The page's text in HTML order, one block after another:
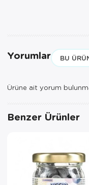
Yorumlar BU
Ürüne ait yorum
Benzer Ürünler